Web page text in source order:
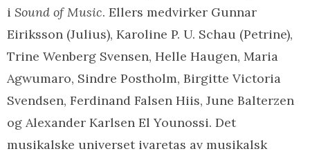
i Sound of Music. Ellers medvirker Gunnar
Eiriksson (Julius), Karoline P. U. Schau (Petrine),
Trine Wenberg Svensen, Helle Haugen, Maria
Agwumaro, Sindre Postholm, Birgitte Victoria
Svendsen, Ferdinand Falsen Hiis, June Balterzen
og Alexander Karlsen El Younossi. Det
musikalske universet ivaretas av musikalsk